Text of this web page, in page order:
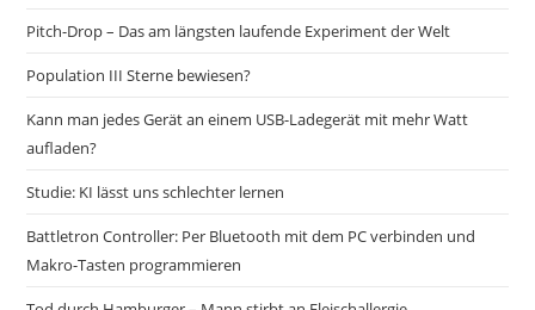
Pitch-Drop – Das am längsten laufende Experiment der Welt
Population III Sterne bewiesen?
Kann man jedes Gerät an einem USB-Ladegerät mit mehr Watt
aufladen?
Studie: KI lässt uns schlechter lernen
Battletron Controller: Per Bluetooth mit dem PC verbinden und
Makro-Tasten programmieren